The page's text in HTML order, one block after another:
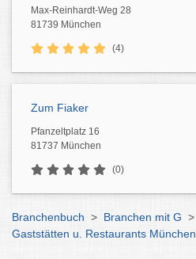
Max-Reinhardt-Weg 28
81739 München
(4)
Zum Fiaker
Pfanzeltplatz 16
81737 München
(0)
Branchenbuch > Branchen mit G >
Gaststätten u. Restaurants München